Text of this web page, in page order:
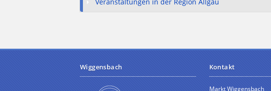
Wiggensbach Kontakt
Markt Wiggensbach